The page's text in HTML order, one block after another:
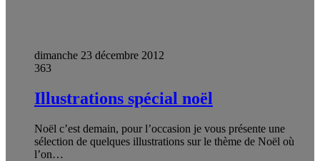
dimanche 23 décembre 2012
363
Illustrations spécial noël
Noël c’est demain, pour l’occasion je vous présente une
sélection de quelques illustrations sur le thème de Noël où
l’on…